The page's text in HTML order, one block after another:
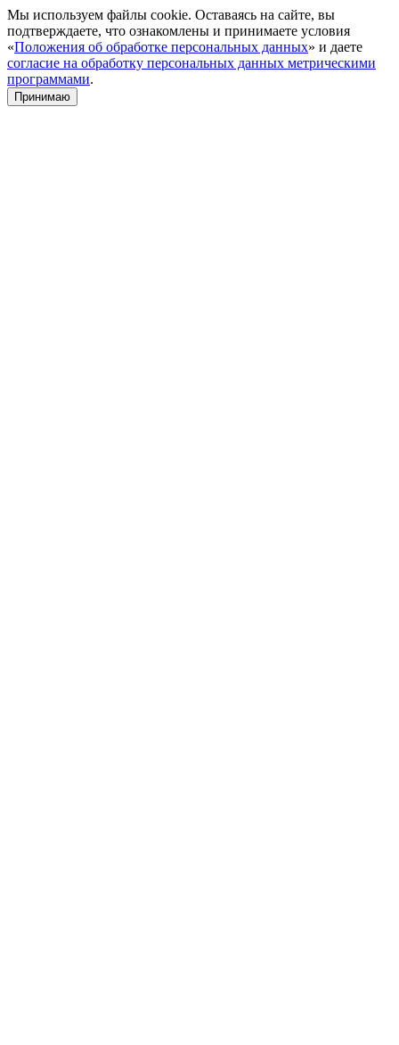
Мы используем файлы cookie. Оставаясь на сайте, вы
подтверждаете, что ознакомлены и принимаете условия
«Положения об обработке персональных данных» и даете
согласие на обработку персональных данных метрическими
программами.
Принимаю